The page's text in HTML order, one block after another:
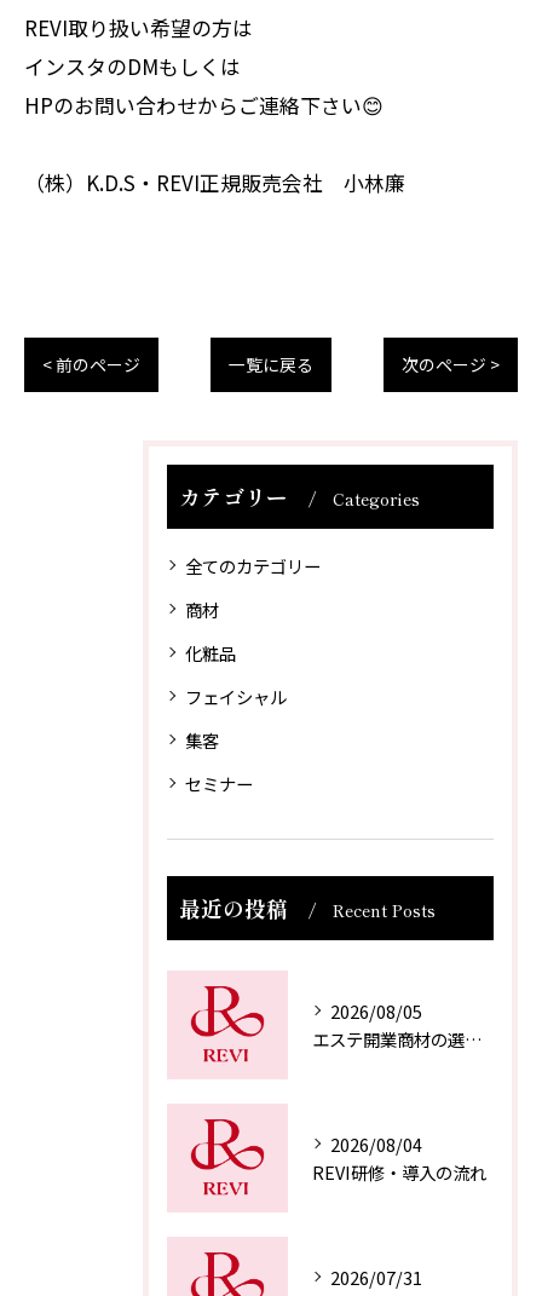
REVI取り扱い希望の方は
インスタのDMもしくは
HPのお問い合わせからご連絡下さい😊
（株）K.D.S・REVI正規販売会社 小林廉
< 前のページ 一覧に戻る 次のページ >
カテゴリー Categories
全てのカテゴリー
商材
化粧品
フェイシャル
集客
セミナー
最近の投稿 Recent Posts
2026/08/05
エステ開業商材の選び方
2026/08/04
REVI研修・導入の流れ
2026/07/31